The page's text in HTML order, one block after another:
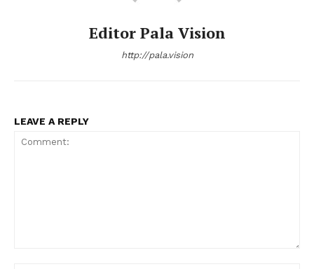
Editor Pala Vision
http://pala.vision
LEAVE A REPLY